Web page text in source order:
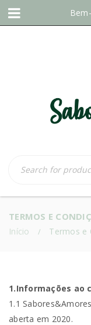
TERMOS E
Início / Termos e
1.Informações ao
1.1
aberta em 2020.